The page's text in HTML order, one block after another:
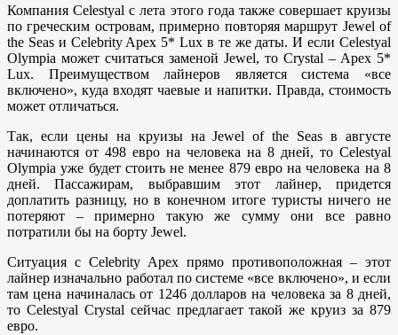
Компания Celestyal с лета этого года также совершает круизы
по греческим островам, примерно повторяя маршрут Jewel of
the Seas и Celebrity Apex 5* Lux в те же даты. И если Celestyal
Olympia может считаться заменой Jewel, то Crystal – Apex 5*
Lux. Преимуществом лайнеров является система «все
включено», куда входят чаевые и напитки. Правда, стоимость
может отличаться.
Так, если цены на круизы на Jewel of the Seas в августе
начинаются от 498 евро на человека на 8 дней, то Celestyal
Olympia уже будет стоить не менее 879 евро на человека на 8
дней. Пассажирам, выбравшим этот лайнер, придется
доплатить разницу, но в конечном итоге туристы ничего не
потеряют – примерно такую же сумму они все равно
потратили бы на борту Jewel.
Ситуация с Celebrity Apex прямо противоположная – этот
лайнер изначально работал по системе «все включено», и если
там цена начиналась от 1246 долларов на человека за 8 дней,
то Celestyal Crystal сейчас предлагает такой же круиз за 879
евро.